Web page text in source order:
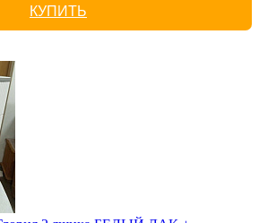
КУПИТЬ